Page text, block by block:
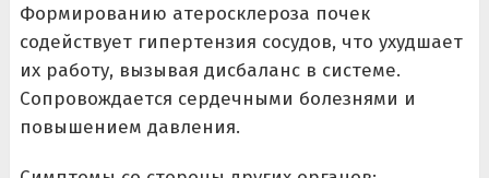
Формированию атеросклероза почек
содействует гипертензия сосудов, что ухудшает
их работу, вызывая дисбаланс в системе.
Сопровождается сердечными болезнями и
повышением давления.